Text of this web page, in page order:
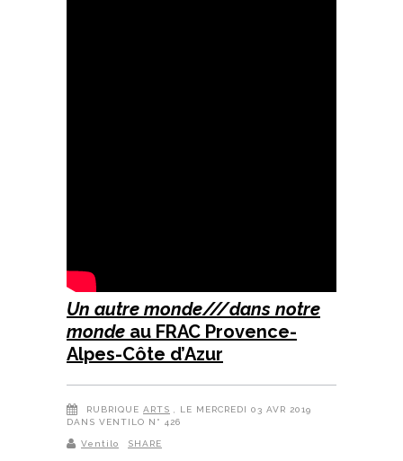
Un autre monde///dans notre
monde au FRAC Provence-
Alpes-Côte d’Azur
RUBRIQUE ARTS
, LE MERCREDI 03 AVR 2019
DANS VENTILO N° 426
Ventilo SHARE